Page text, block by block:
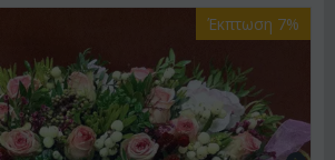
Έκπτωση 7%